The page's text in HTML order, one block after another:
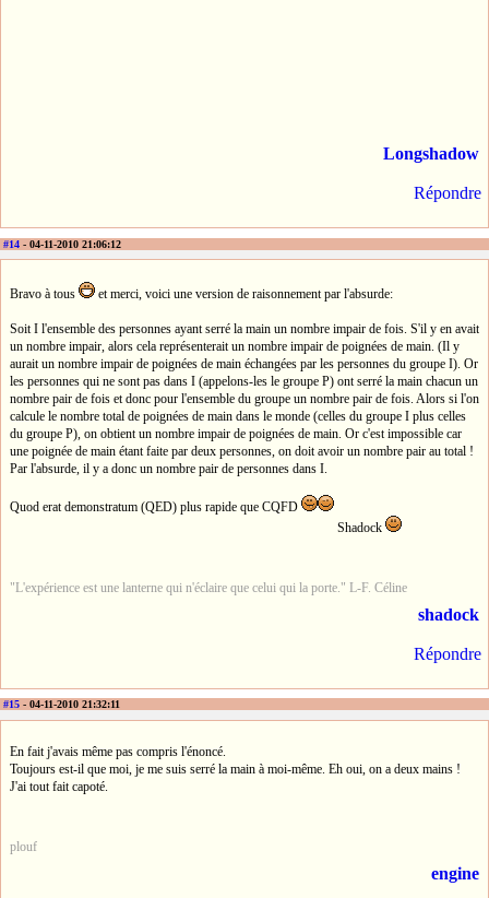
Longshadow
Répondre
#14 - 04-11-2010 21:06:12
Bravo à tous et merci, voici une version de raisonnement par l'absurde:
Soit I l'ensemble des personnes ayant serré la main un nombre impair de fois. S'il y en avait
un nombre impair, alors cela représenterait un nombre impair de poignées de main. (Il y
aurait un nombre impair de poignées de main échangées par les personnes du groupe I). Or
les personnes qui ne sont pas dans I (appelons-les le groupe P) ont serré la main chacun un
nombre pair de fois et donc pour l'ensemble du groupe un nombre pair de fois. Alors si l'on
calcule le nombre total de poignées de main dans le monde (celles du groupe I plus celles
du groupe P), on obtient un nombre impair de poignées de main. Or c'est impossible car
une poignée de main étant faite par deux personnes, on doit avoir un nombre pair au total !
Par l'absurde, il y a donc un nombre pair de personnes dans I.
Quod erat demonstratum (QED) plus rapide que CQFD
Shadock
"L'expérience est une lanterne qui n'éclaire que celui qui la porte." L-F. Céline
shadock
Répondre
#15 - 04-11-2010 21:32:11
En fait j'avais même pas compris l'énoncé.
Toujours est-il que moi, je me suis serré la main à moi-même. Eh oui, on a deux mains !
J'ai tout fait capoté.
plouf
engine